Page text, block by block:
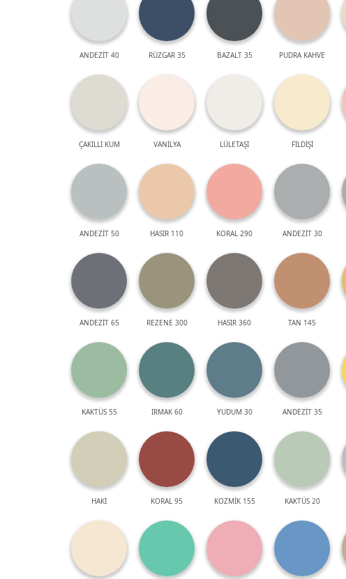
ANDEZİT 40 RÜZGAR 35 BAZALT 35 PUDRA KAHVE
ÇAKILLI KUM VANİLYA LÜLETAŞI FİLDİŞİ
ANDEZİT 50 HASIR 110 KORAL 290 ANDEZİT 30
ANDEZİT 65 REZENE 300 HASIR 360 TAN 145
KAKTÜS 55 IRMAK 60 YUDUM 30 ANDEZİT 35
HAKİ KORAL 95 KOZMİK 155 KAKTÜS 20